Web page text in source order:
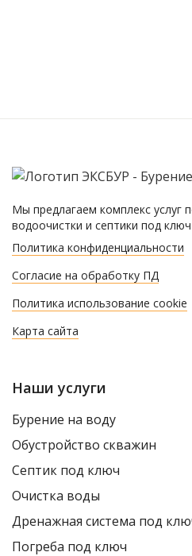
Мы предлагаем комплекс услуг
водоочистки и септики под
Политика конфиденциальности
Согласие на обработку ПД
Политика использование cookie
Карта сайта
Наши услуги
Бурение на воду
Обустройство скважин
Септик под ключ
Очистка воды
Дренажная система под
Погреба под ключ